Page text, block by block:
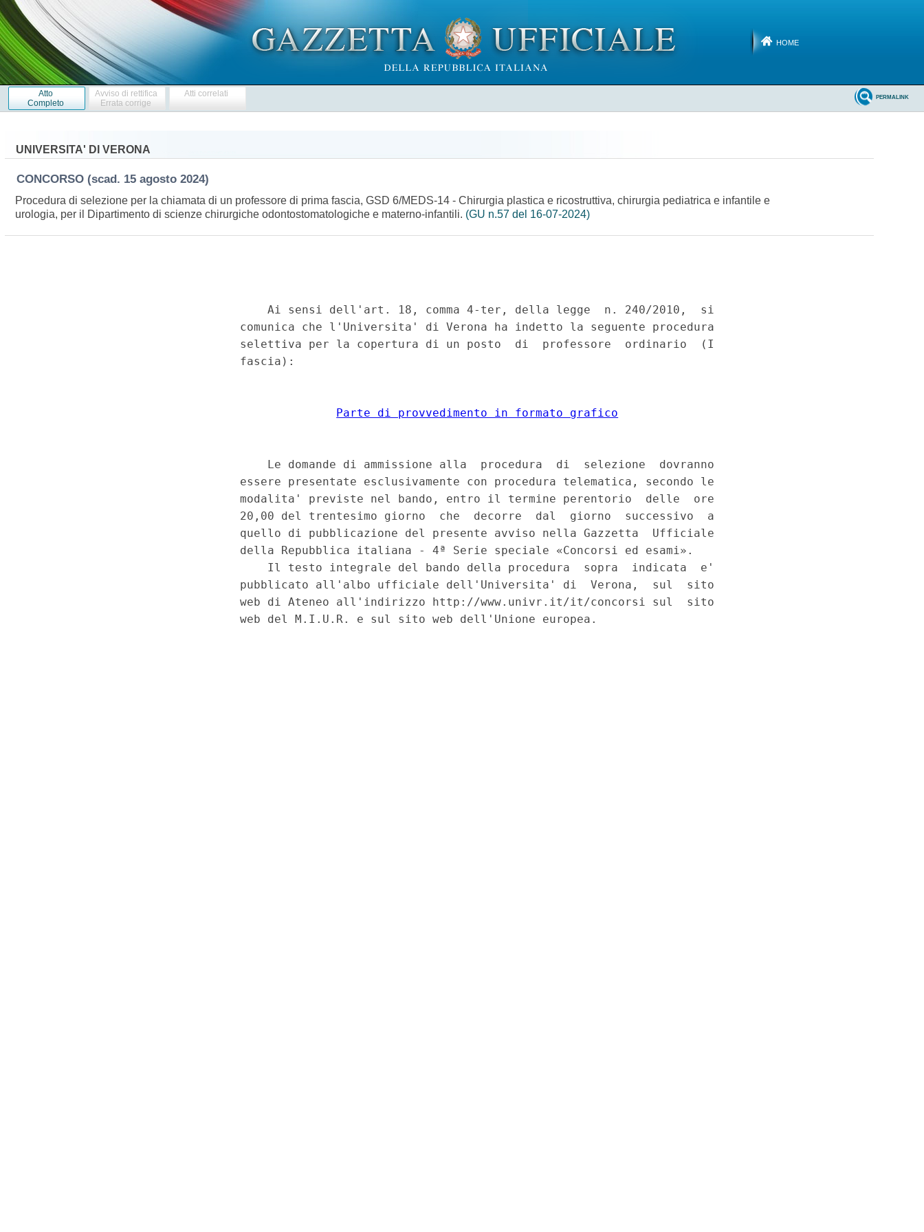
HOME
Atto
Completo
Avviso di rettifica
Errata corrige
Atti correlati PERMALINK
UNIVERSITA' DI VERONA
CONCORSO (scad. 15 agosto 2024)
Procedura di selezione per la chiamata di un professore di prima fascia, GSD 6/MEDS-14 - Chirurgia plastica e ricostruttiva, chirurgia pediatrica e infantile e
urologia, per il Dipartimento di scienze chirurgiche odontostomatologiche e materno-infantili. (GU n.57 del 16-07-2024)